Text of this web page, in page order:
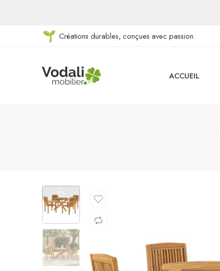
Créations durables, conçues avec passion.
ACCUEIL